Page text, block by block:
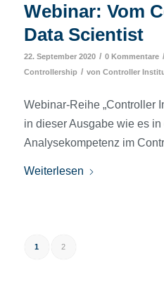
Webinar: Vom
Data Scientist
22. September 2020 / 0 Kommentare /
Controllership / von Controller
Webinar-Reihe „Controller
in dieser Ausgabe wie es
Analysekompetenz im
Weiterlesen
1 2